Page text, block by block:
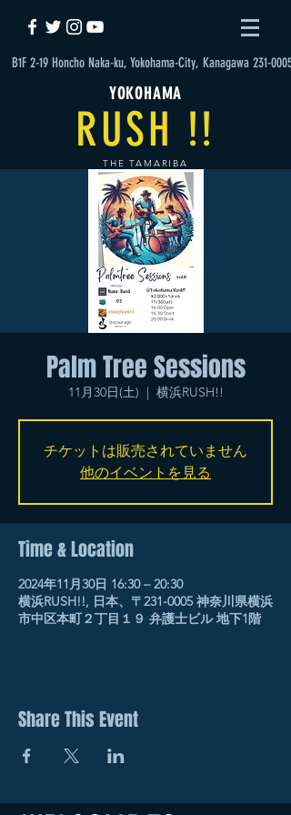
B1F 2-19 Honcho Naka-ku, Yokohama-City, Kanagawa 231-0005
YOKOHAMA
RUSH !!
THE TAMARIBA
Palm Tree Sessions
11月30日(土)
  |
横浜RUSH!!
チケットは販売されていません
他のイベントを見る
Time & Location
2024年11月30日 16:30 – 20:30
横浜RUSH!!, 日本、〒231-0005 神奈川県横浜
市中区本町２丁目１９ 弁護士ビル 地下1階
Share This Event